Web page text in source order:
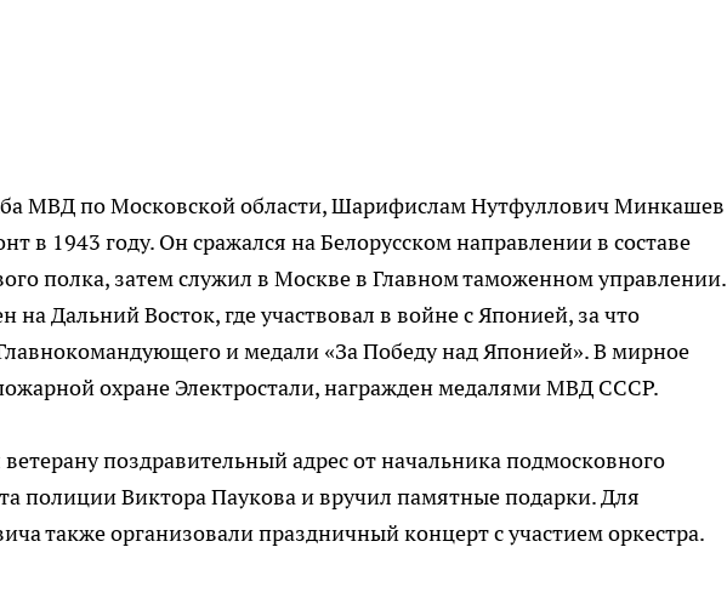
МВД по Московской области, Шарифислам Нутфуллович Минкашев
в 1943 году. Он сражался на Белорусском направлении в составе
полка, затем служил в Москве в Главном таможенном управлении.
на Дальний Восток, где участвовал в войне с Японией, за что
и медали «За Победу над Японией». В мирное
охране Электростали, награжден медалями МВД СССР.
поздравительный адрес от начальника подмосковного
полиции Виктора Паукова и вручил памятные подарки. Для
также организовали праздничный концерт с участием оркестра.